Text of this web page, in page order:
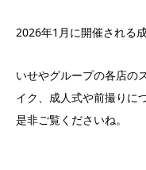
2026年1月に開催される
いせやグループの各店の
イク、成人式や前撮りに
是非ご覧くださいね。